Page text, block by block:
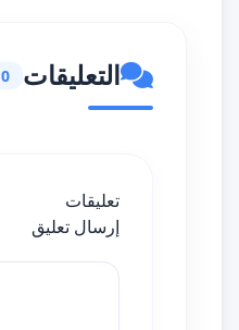
التعليقات 0
تعليقات
إرسال تعليق